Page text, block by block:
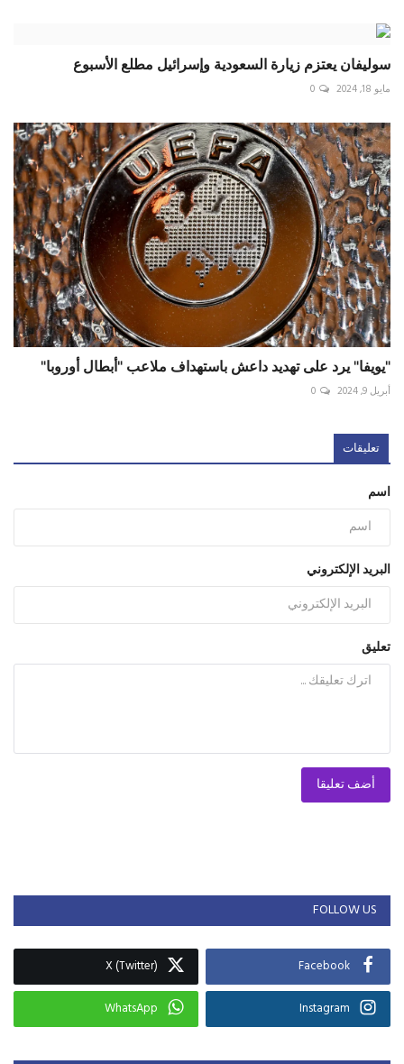
سوليفان يعتزم زيارة السعودية وإسرائيل مطلع الأسبوع
مايو 18, 2024 0
"يويفا" يرد على تهديد داعش باستهداف ملاعب "أبطال أوروبا"
أبريل 9, 2024 0
تعليقات
اسم
البريد الإلكتروني
تعليق
أضف تعليقا
FOLLOW US
Facebook
X (Twitter)
Instagram
WhatsApp